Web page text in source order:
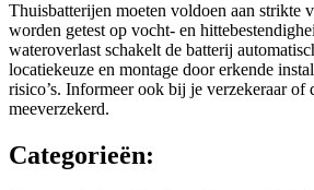
Thuisbatterijen moeten voldoen aan strikte
worden getest op vocht- en
wateroverlast schakelt de batterij
locatiekeuze en montage door erkende
risico’s. Informeer ook bij je verzekeraar of
meeverzekerd.
Categorieën: